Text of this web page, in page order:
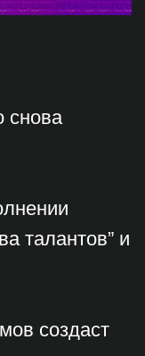
снова
талантов” и
создаст